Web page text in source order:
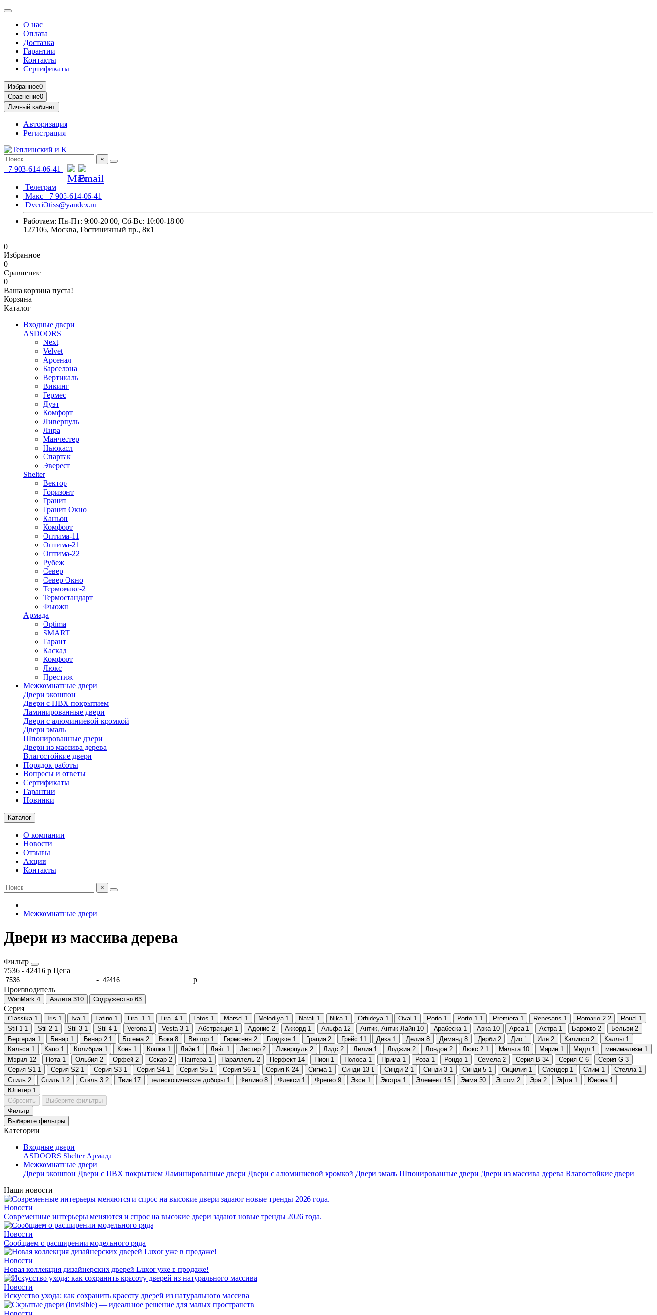
О нас
Оплата
Доставка
Гарантии
Контакты
Сертификаты
Избранное0
Сравнение0
Личный кабинет
Авторизация
Регистрация
×
+7 903-614-06-41
Телеграм
Макс +7 903-614-06-41
DveriOtiss@yandex.ru
Работаем: Пн-Пт: 9:00-20:00, Сб-Вс: 10:00-18:00
127106, Москва, Гостиничный пр., 8к1
0
Избранное
0
Сравнение
0
Ваша корзина пуста!
Корзина
Каталог
Входные двери
ASDOORS
Next
Velvet
Арсенал
Барселона
Вертикаль
Викинг
Гермес
Дуэт
Комфорт
Ливерпуль
Лира
Манчестер
Ньюкасл
Спартак
Эверест
Shelter
Вектор
Горизонт
Гранит
Гранит Окно
Каньон
Комфорт
Оптима-11
Оптима-21
Оптима-22
Рубеж
Север
Север Окно
Термомакс-2
Термостандарт
Фьюжн
Армада
Optima
SMART
Гарант
Каскад
Комфорт
Люкс
Престиж
Межкомнатные двери
Двери экошпон
Двери с ПВХ покрытием
Ламинированные двери
Двери с алюминиевой кромкой
Двери эмаль
Шпонированные двери
Двери из массива дерева
Влагостойкие двери
Порядок работы
Вопросы и ответы
Сертификаты
Гарантии
Новинки
Каталог
О компании
Новости
Отзывы
Акции
Контакты
×
Межкомнатные двери
Двери из массива дерева
Фильтр
7536 - 42416 р Цена
-
р
Производитель
WanMark 4 Аэлита 310 Содружество 63
Серия
Classika 1 Iris 1 Iva 1 Latino 1 Lira -1 1 Lira -4 1 Lotos 1 Marsel 1 Melodiya 1 Natali 1 Nika 1 Orhideya 1 Oval 1 Porto 1 Porto-1 1 Premiera 1 Renesans 1 Romario-2 2 Roual 1
Stil-1 1 Stil-2 1 Stil-3 1 Stil-4 1 Verona 1 Vesta-3 1 Абстракция 1 Адонис 2 Аккорд 1 Альфа 12 Антик, Антик Лайн 10 Арабеска 1 Арка 10 Арса 1 Астра 1 Барокко 2 Бельви 2
Бергерия 1 Бинар 1 Бинар 2 1 Богема 2 Бока 8 Вектор 1 Гармония 2 Гладкое 1 Грация 2 Грейс 11 Дека 1 Делия 8 Деманд 8 Дерби 2 Дио 1 Или 2 Калипсо 2 Каллы 1
Кальса 1 Капо 1 Колибрия 1 Конь 1 Кошка 1 Лайн 1 Лайт 1 Лестер 2 Ливерпуль 2 Лидс 2 Лилия 1 Лоджиа 2 Лондон 2 Люкс 2 1 Мальта 10 Марин 1 Мидл 1 минимализм 1
Мэрил 12 Нота 1 Ольбия 2 Орфей 2 Оскар 2 Пантера 1 Параллель 2 Перфект 14 Пион 1 Полоса 1 Прима 1 Роза 1 Рондо 1 Семела 2 Серия B 34 Серия C 6 Серия G 3
Серия S1 1 Серия S2 1 Серия S3 1 Серия S4 1 Серия S5 1 Серия S6 1 Серия К 24 Сигма 1 Синди-13 1 Синди-2 1 Синди-3 1 Синди-5 1 Сицилия 1 Слендер 1 Слим 1 Стелла 1
Стиль 2 Стиль 1 2 Стиль 3 2 Твин 17 телескопические доборы 1 Фелино 8 Флекси 1 Фрегио 9 Экси 1 Экстра 1 Элемент 15 Эмма 30 Эпсом 2 Эра 2 Эфта 1 Юнона 1
Юпитер 1
Сбросить
Выберите фильтры
Фильтр
Выберите фильтры
Категории
Входные двери
ASDOORS Shelter Армада
Межкомнатные двери
Двери экошпон Двери с ПВХ покрытием Ламинированные двери Двери с алюминиевой кромкой Двери эмаль Шпонированные двери Двери из массива дерева Влагостойкие двери
Наши новости
Новости
Современные интерьеры меняются и спрос на высокие двери задают новые тренды 2026 года.
Новости
Сообщаем о расширении модельного ряда
Новости
Новая коллекция дизайнерских дверей Luxor уже в продаже!
Новости
Искусство ухода: как сохранить красоту дверей из натурального массива
Новости